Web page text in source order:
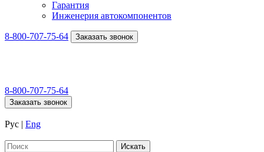
Гарантия
Инженерия автокомпонентов
8-800-707-75-64 Заказать звонок
8-800-707-75-64
Заказать звонок
Рус | Eng